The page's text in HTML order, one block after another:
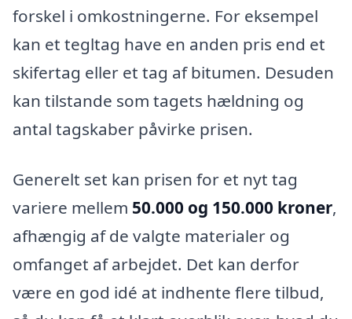
forskel i omkostningerne. For eksempel
kan et tegltag have en anden pris end et
skifertag eller et tag af bitumen. Desuden
kan tilstande som tagets hældning og
antal tagskaber påvirke prisen.
Generelt set kan prisen for et nyt tag
variere mellem 50.000 og 150.000 kroner,
afhængig af de valgte materialer og
omfanget af arbejdet. Det kan derfor
være en god idé at indhente flere tilbud,